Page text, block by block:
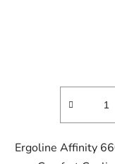
Ergoline Affinity